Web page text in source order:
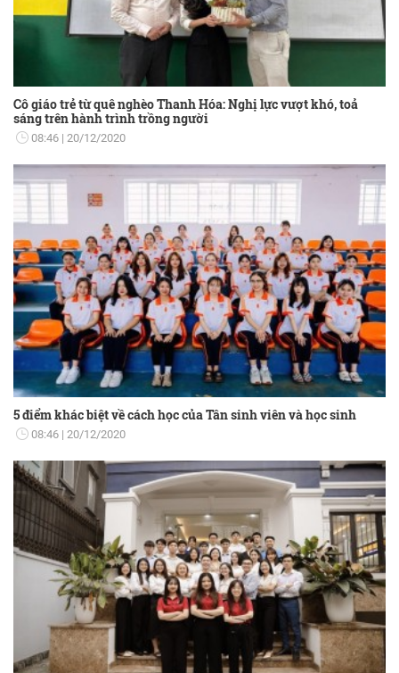
Cô giáo trẻ từ quê nghèo Thanh Hóa: Nghị lực vượt khó, toả
sáng trên hành trình trồng người
08:46 20/12/2020
5 điểm khác biệt về cách học của Tân sinh viên và học sinh
08:46 20/12/2020